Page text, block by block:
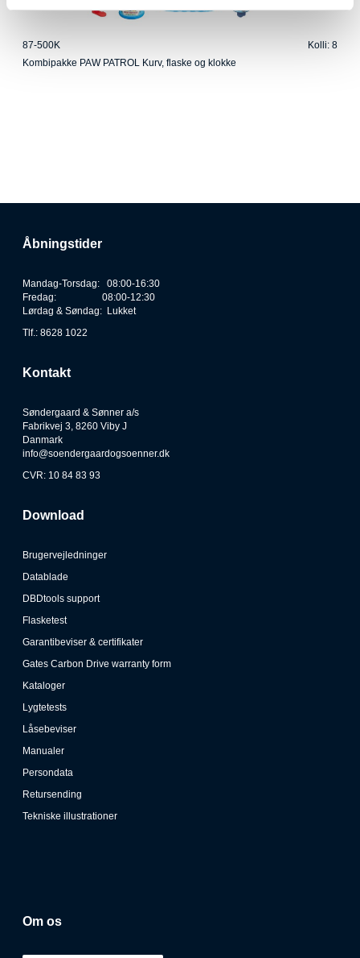
87-500K
Kolli: 8
Kombipakke PAW PATROL Kurv, flaske og klokke
Åbningstider
Mandag-Torsdag: 08:00-16:30
Fredag: 08:00-12:30
Lørdag & Søndag: Lukket
Tlf.: 8628 1022
Kontakt
Søndergaard & Sønner a/s
Fabrikvej 3, 8260 Viby J
Danmark
info@soendergaardogsoenner.dk
CVR: 10 84 83 93
Download
Brugervejledninger
Datablade
DBDtools support
Flasketest
Garantibeviser & certifikater
Gates Carbon Drive warranty form
Kataloger
Lygtetests
Låsebeviser
Manualer
Persondata
Retursending
Tekniske illustrationer
Om os